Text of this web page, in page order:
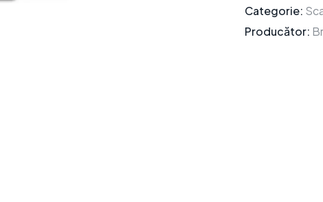
Categorie:
Producător: